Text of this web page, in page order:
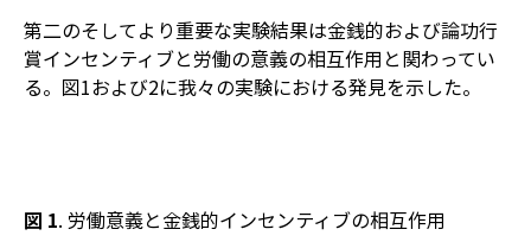
第二のそしてより重要な実験結果は金銭的および論功行
賞インセンティブと労働の意義の相互作用と関わってい
る。図1および2に我々の実験における発見を示した。
図 1. 労働意義と金銭的インセンティブの相互作用